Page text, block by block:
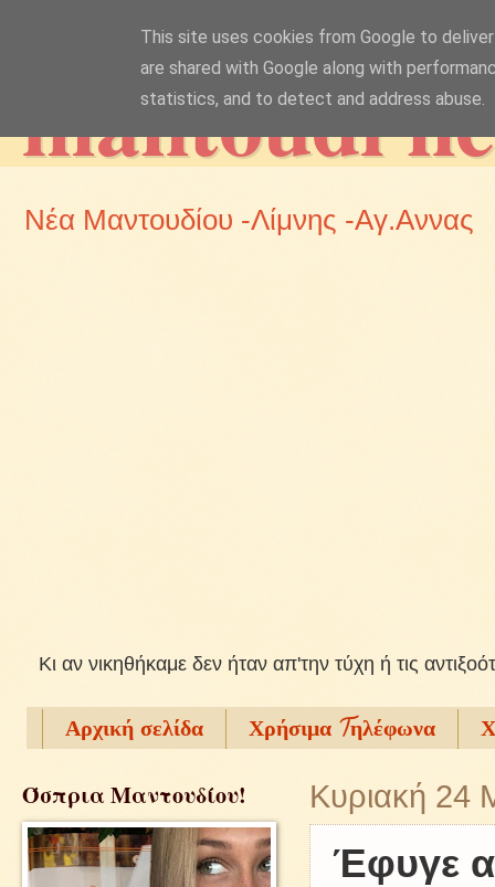
mantoudi
Νέα Μαντουδίου -Λίμνης -Αγ.Αννας
Kι αν νικηθήκαμε δεν ήταν απ'την τύχη ή τις
Αρχική σελίδα Χρήσιμα Tηλέφωνα
Κυριακή 24
Έφυγε
Όσπρια Μαντουδίου!
This site uses cookies from Google to
are shared with Google along with
statistics, and to detect and address abuse.